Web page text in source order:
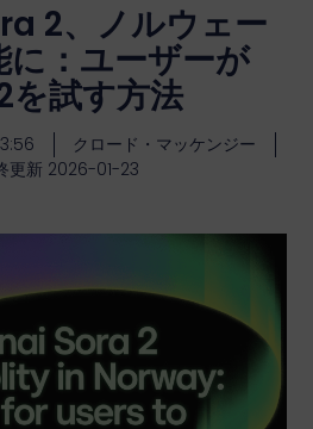
2、ノルウェー
に：ユーザーが
を試す方法
クロード・マッケンジー
更新 2026-01-23